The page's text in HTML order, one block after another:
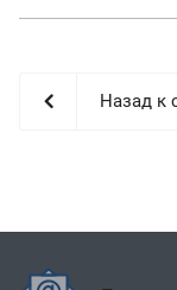
Назад к